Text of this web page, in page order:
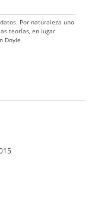
Por naturaleza uno
teorías, en lugar
Doyle